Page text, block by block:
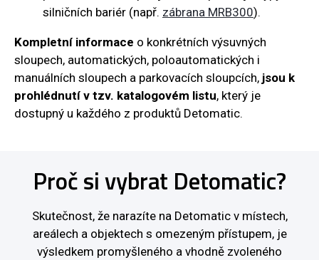
silničních bariér (např. zábrana MRB300).
Kompletní informace o konkrétních výsuvných
sloupech, automatických, poloautomatických i
manuálních sloupech a parkovacích sloupcích, jsou k
prohlédnutí v tzv. katalogovém listu, který je
dostupný u každého z produktů Detomatic.
Proč si vybrat Detomatic?
Skutečnost, že narazíte na Detomatic v místech,
areálech a objektech s omezeným přístupem, je
výsledkem promyšleného a vhodně zvoleného